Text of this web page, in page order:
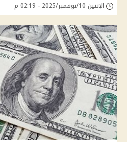
الإثنين 10/نوفمبر/2025 - 02:19 م